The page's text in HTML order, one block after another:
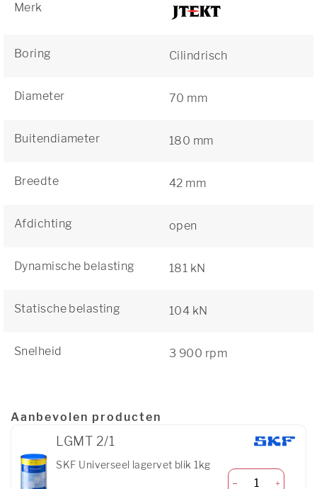
Merk
Boring Cilindrisch
Diameter 70 mm
Buitendiameter 180 mm
Breedte 42 mm
Afdichting open
Dynamische belasting 181 kN
Statische belasting 104 kN
Snelheid 3 900 rpm
Aanbevolen producten
LGMT 2/1
SKF Universeel lagervet blik 1kg